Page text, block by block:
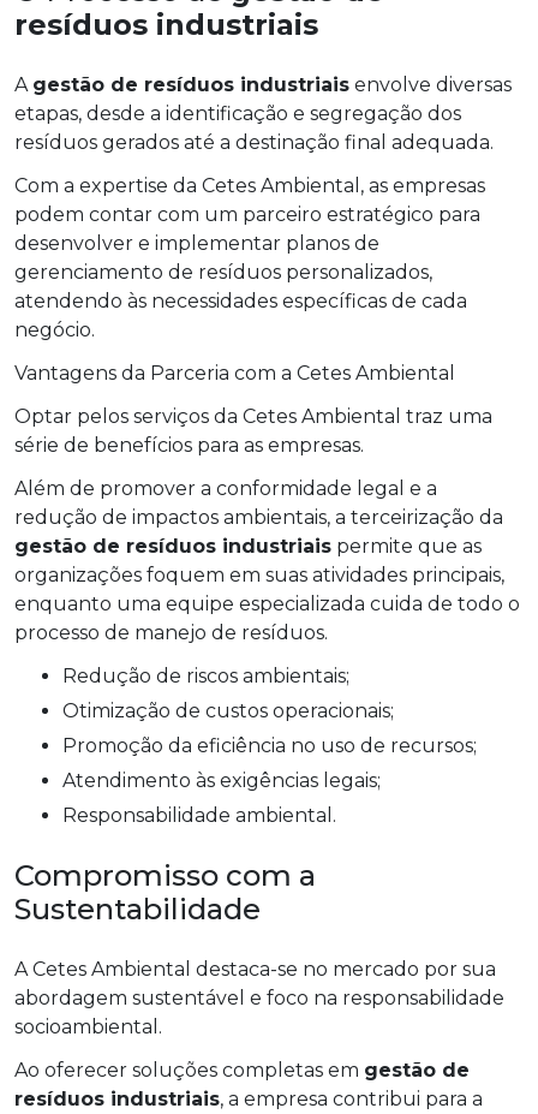
resíduos industriais
A gestão de resíduos industriais envolve diversas
etapas, desde a identificação e segregação dos
resíduos gerados até a destinação final adequada.
Com a expertise da Cetes Ambiental, as empresas
podem contar com um parceiro estratégico para
desenvolver e implementar planos de
gerenciamento de resíduos personalizados,
atendendo às necessidades específicas de cada
negócio.
Vantagens da Parceria com a Cetes Ambiental
Optar pelos serviços da Cetes Ambiental traz uma
série de benefícios para as empresas.
Além de promover a conformidade legal e a
redução de impactos ambientais, a terceirização da
gestão de resíduos industriais permite que as
organizações foquem em suas atividades principais,
enquanto uma equipe especializada cuida de todo o
processo de manejo de resíduos.
Redução de riscos ambientais;
Otimização de custos operacionais;
Promoção da eficiência no uso de recursos;
Atendimento às exigências legais;
Responsabilidade ambiental.
Compromisso com a
Sustentabilidade
A Cetes Ambiental destaca-se no mercado por sua
abordagem sustentável e foco na responsabilidade
socioambiental.
Ao oferecer soluções completas em gestão de
resíduos industriais, a empresa contribui para a